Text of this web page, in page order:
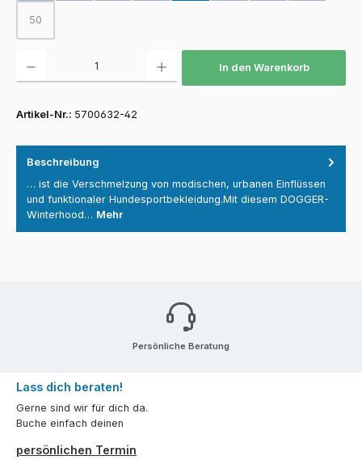
50
(Diese Option ist zurzeit nicht verfügbar.)
In den Warenkorb
Artikel-Nr.: 5700632-42
Beschreibung
… ist die Verschmelzung von modischen, urbanen Einflüssen
und funktionaler Hundesportbekleidung.Mit diesem DOGGER-
Winterhood… Mehr
Persönliche Beratung
Lass dich beraten!
Gerne sind wir für dich da.
Buche einfach deinen
persönlichen Termin